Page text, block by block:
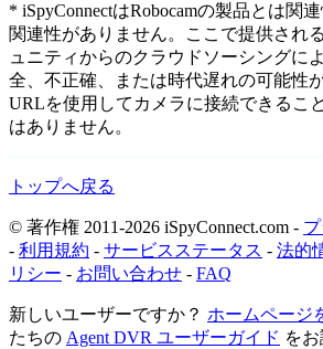
* iSpyConnectはRobocamの製品とは関
関連性がありません。ここで提供され
ュニティからのクラウドソーシングに
全、不正確、または時代遅れの可能性
URLを使用してカメラに接続できるこ
はありません。
トップへ戻る
© 著作権 2011-2026 iSpyConnect.com -
- 利用規約 - サービスステータス - 法的
リシー - お問い合わせ - FAQ
新しいユーザーですか？ ホームページ
たちの Agent DVR ユーザーガイド を